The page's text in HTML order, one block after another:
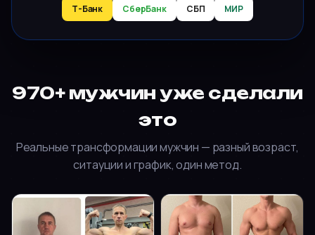
Т-Банк СберБанк СБП МИР
970+ мужчин уже сделали
это
Реальные трансформации мужчин — разный возраст,
ситауции и график, один метод.